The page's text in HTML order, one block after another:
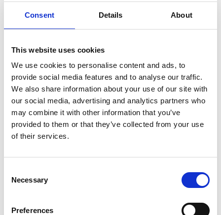
Consent Details About
This website uses cookies
We use cookies to personalise content and ads, to
provide social media features and to analyse our traffic.
We also share information about your use of our site with
our social media, advertising and analytics partners who
may combine it with other information that you’ve
provided to them or that they’ve collected from your use
of their services.
Selection
Necessary
Preferences
Zoom
Leveringstid er 5-6 dag(e)
Model/varenr.: F0D525430000
310,01 DKK